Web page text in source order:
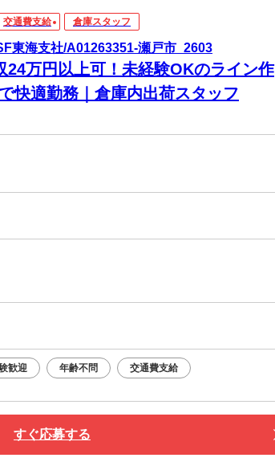
交通費支給 倉庫スタッフ
東海支社/A01263351-瀬戸市_2603
24万円以上可！未経験OKのライン作
快適勤務｜倉庫内出荷スタッフ
歓迎 年齢不問 交通費支給
すぐ応募する